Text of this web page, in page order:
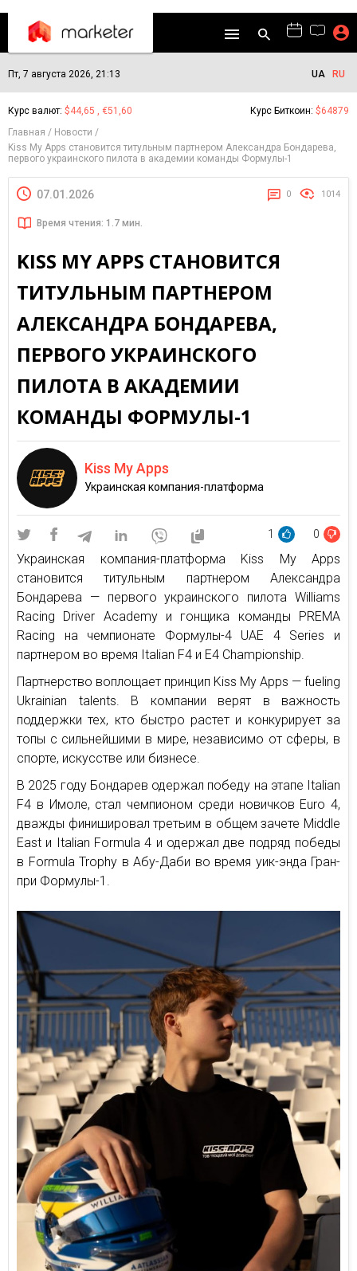
Пт, 7 августа 2026, 21:13 UA RU
Курс валют: $44,65 , €51,60 Курс Биткоин: $64879
Главная
Новости
Kiss My Apps становится титульным партнером Александра Бондарева,
первого украинского пилота в академии команды Формулы-1
07.01.2026 0 1014
Время чтения: 1.7 мин.
KISS MY APPS СТАНОВИТСЯ
ТИТУЛЬНЫМ ПАРТНЕРОМ
АЛЕКСАНДРА БОНДАРЕВА,
ПЕРВОГО УКРАИНСКОГО
ПИЛОТА В АКАДЕМИИ
КОМАНДЫ ФОРМУЛЫ-1
Kiss My Apps
Украинская компания-платформа
1 0
Украинская компания-платформа Kiss My Apps
становится титульным партнером Александра
Бондарева — первого украинского пилота Williams
Racing Driver Academy и гонщика команды PREMA
Racing на чемпионате Формулы-4 UAE 4 Series и
партнером во время Italian F4 и E4 Championship.
Партнерство воплощает принцип Kiss My Apps — fueling
Ukrainian talents. В компании верят в важность
поддержки тех, кто быстро растет и конкурирует за
топы с сильнейшими в мире, независимо от сферы, в
спорте, искусстве или бизнесе.
В 2025 году Бондарев одержал победу на этапе Italian
F4 в Имоле, стал чемпионом среди новичков Euro 4,
дважды финишировал третьим в общем зачете Middle
East и Italian Formula 4 и одержал две подряд победы
в Formula Trophy в Абу-Даби во время уик-энда Гран-
при Формулы-1.